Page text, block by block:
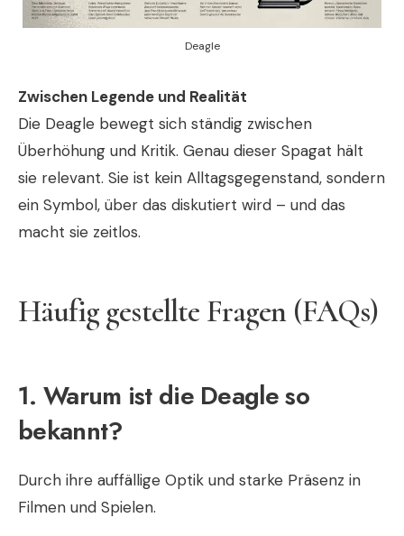
Deagle
Zwischen Legende und Realität
Die Deagle bewegt sich ständig zwischen
Überhöhung und Kritik. Genau dieser Spagat hält
sie relevant. Sie ist kein Alltagsgegenstand, sondern
ein Symbol, über das diskutiert wird – und das
macht sie zeitlos.
Häufig gestellte Fragen (FAQs)
1. Warum ist die Deagle so
bekannt?
Durch ihre auffällige Optik und starke Präsenz in
Filmen und Spielen.